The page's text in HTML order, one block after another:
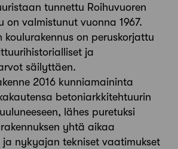
tunnettu Roihuvuoren
on valmistunut vuonna 1967.
koulurakennus on peruskorjattu
ja
säilyttäen.
2016 kunniamaininta
betoniarkkitehtuurin
lähes puretuksi
yhtä aikaa
ja nykyajan tekniset vaatimukset